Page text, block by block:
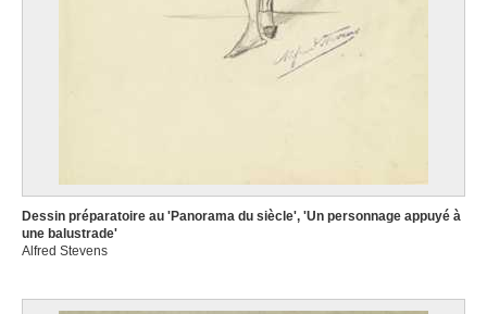
Dessin préparatoire au 'Panorama du siècle', 'Un personnage appuyé à
une balustrade'
Alfred Stevens